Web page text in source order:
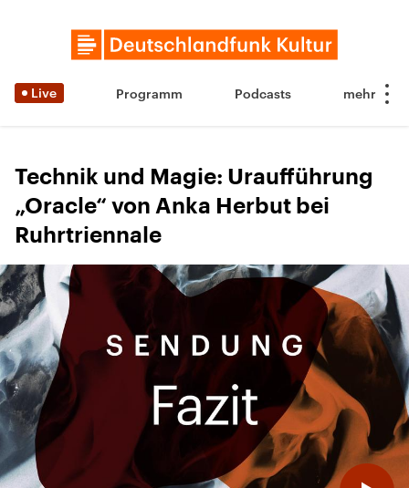
Live Programm Podcasts
Technik und Magie: Uraufführung
„Oracle“ von Anka Herbut bei
Ruhrtriennale